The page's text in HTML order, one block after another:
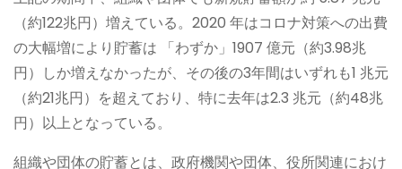
（約122兆円）増えている。2020 年はコロナ対策への出費
の大幅増により貯蓄は 「わずか」1907 億元（約3.98兆
円）しか増えなかったが、その後の3年間はいずれも1 兆元
（約21兆円）を超えており、特に去年は2.3 兆元（約48兆
円）以上となっている。
組織や団体の貯蓄とは、政府機関や団体、役所関連におけ